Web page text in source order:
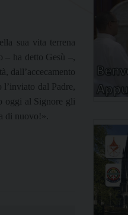
sua vita terrena
– ha detto Gesù –,
dall’accecamento
dal Padre,
oggi al Signore gli
di nuovo!».